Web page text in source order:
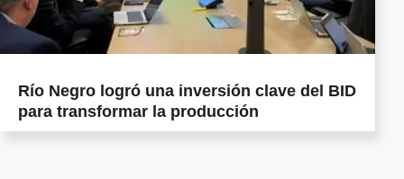
Río Negro logró una inversión clave del BID
para transformar la producción